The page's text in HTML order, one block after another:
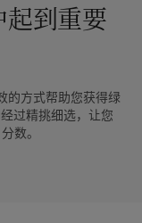
起到重要
的方式帮助您获得绿
过精挑细选，让您